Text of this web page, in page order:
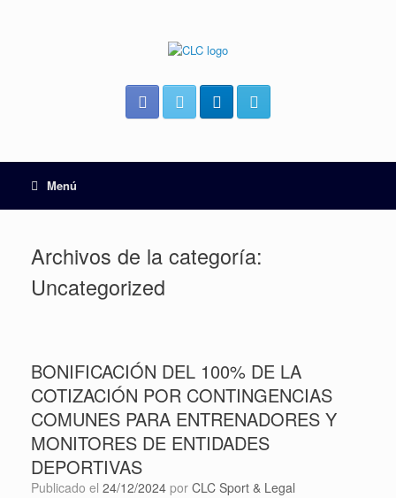
Menú
Archivos de la categoría:
Uncategorized
BONIFICACIÓN DEL 100% DE LA
COTIZACIÓN POR CONTINGENCIAS
COMUNES PARA ENTRENADORES Y
MONITORES DE ENTIDADES
DEPORTIVAS
Publicado el 24/12/2024 por CLC Sport & Legal